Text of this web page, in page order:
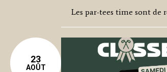
Les par-tees time sont de
23
AOÛT